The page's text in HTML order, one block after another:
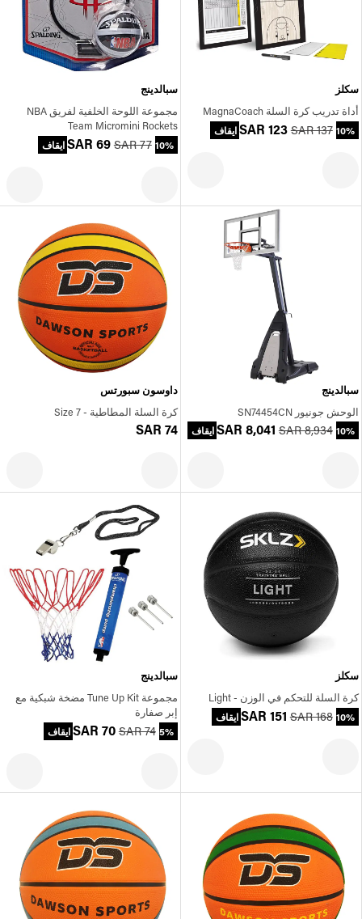
سكلز
أداة تدريب كرة السلة MagnaCoach
SAR 123 SAR 137 10% ايقاف
سبالدينج
مجموعة اللوحة الخلفية لفريق NBA
Team Micromini Rockets
SAR 69 SAR 77 10% ايقاف
سبالدينج
الوحش جونيور SN74454CN
SAR 8,041 SAR 8,934 10% ايقاف
داوسون سبورتس
كرة السلة المطاطية - Size 7
SAR 74
سكلز
كرة السلة للتحكم في الوزن - Light
SAR 151 SAR 168 10% ايقاف
سبالدينج
مجموعة Tune Up Kit مضخة شبكية مع
إبر صفارة
SAR 70 SAR 74 5% ايقاف